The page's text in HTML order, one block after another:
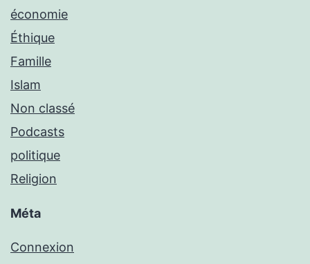
économie
Éthique
Famille
Islam
Non classé
Podcasts
politique
Religion
Méta
Connexion